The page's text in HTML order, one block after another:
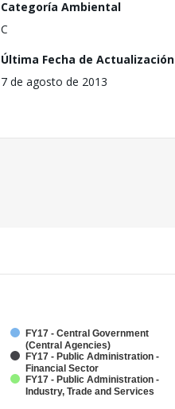
Categoría Ambiental
C
Última Fecha de Actualización
7 de agosto de 2013
FY17 - Central Government
(Central Agencies)
FY17 - Public Administration -
Financial Sector
FY17 - Public Administration -
Industry, Trade and Services